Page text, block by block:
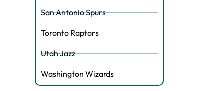
San Antonio Spurs
Toronto Raptors
Utah Jazz
Washington Wizards